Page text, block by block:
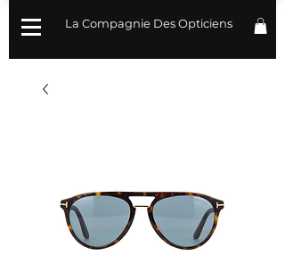
La Compagnie Des Opticiens